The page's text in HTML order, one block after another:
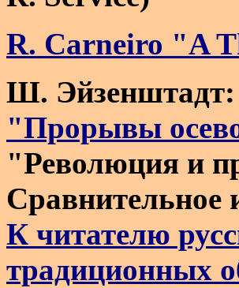
R. Carneiro "A
Ш. Эйзенштадт:
"Прорывы
"Революция и
Сравнительное
К читателю
традиционных